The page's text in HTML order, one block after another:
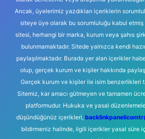
Ancak, üyelerimiz yazdıkları içeriklerin
siteye üye olarak bu sorumluluğu kabul etmiş
sitesi, herhangi bir marka, kurum veya şahıs
bulunmamaktadır. Sitede yalnızca kendi
paylaşılmaktadır. Burada yer alan içerikler
olup, gerçek kurum ve kişiler hakkında
Gerçek kurum ve kişiler ile isim benzerlikleri
Sitemiz, kar amacı gütmeyen ve tamamen
platformudur. Hukuka ve yasal
düşündüğünüz içerikleri,
bildirmeniz halinde, ilgili içerikler yasal süre